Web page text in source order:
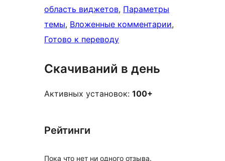
область виджетов, Параметры
темы, Вложенные комментарии
Готово к переводу
Скачиваний в день
Активных установок: 100+
Рейтинги
Пока что нет ни одного отзыва.